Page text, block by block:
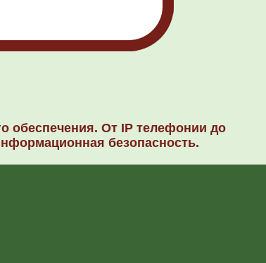
обеспечения. От IP телефонии до
безопасность.